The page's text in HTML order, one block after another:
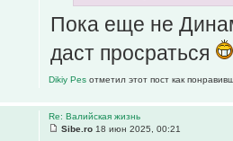
Пока еще не
даст просраться
Dikiy Pes отметил этот пост как
Re: Валийская жизнь
Sibe.ro 18 июн 2025, 00:21